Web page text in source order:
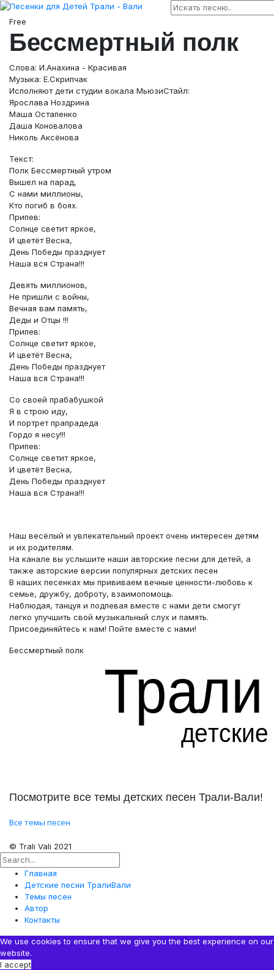
Free
Бессмертный полк
Слова: И.Анахина - Красивая
Музыка: Е.Скрипчак
Исполняют дети студии вокала МьюзиСтайл:
Ярослава Ноздрина
Маша Остапенко
Даша Коновалова
Николь Аксёнова
Текст:
Полк Бессмертный утром
Вышел на парад,
С нами миллионы,
Кто погиб в боях.
Припев:
Солнце светит яркое,
И цветёт Весна,
День Победы празднует
Наша вся Страна!!!
Девять миллионов,
Не пришли с войны,
Вечная вам память,
Деды и Отцы !!!
Припев:
Солнце светит яркое,
И цветёт Весна,
День Победы празднует
Наша вся Страна!!!
Со своей прабабушкой
Я в строю иду,
И портрет прапрадеда
Гордо я несу!!!
Припев:
Солнце светит яркое,
И цветёт Весна,
День Победы празднует
Наша вся Страна!!!
Наш весёлый и увлекательный проект очень интересен детям
и их родителям.
На канале вы услышите наши авторские песни для детей, а
также авторские версии популярных детских песен
В наших песенках мы прививаем вечные ценности-любовь к
семье, дружбу, доброту, взаимопомощь.
Наблюдая, танцуя и подпевая вместе с нами дети смогут
легко улучшить свой музыкальный слух и память.
Присоединяйтесь к нам! Пойте вместе с нами!
Бессмертный полк
Посмотрите все темы детских песен Трали-Вали!
Все темы песен
© Trali Vali 2021
Главная
Детские песни ТралиВали
Темы песен
Автор
Контакты
We use cookies to ensure that we give you the best experience on our
website.
I accept